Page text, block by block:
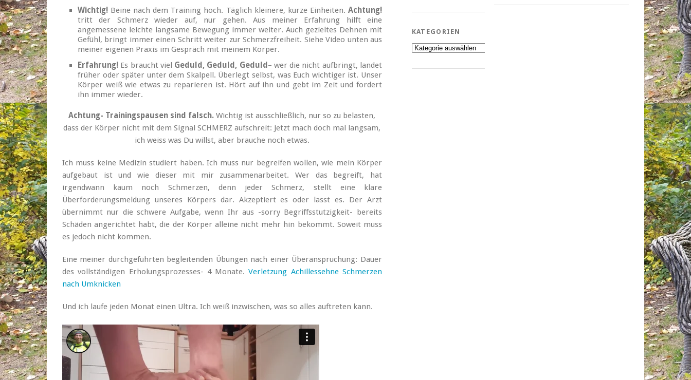
Wichtig! Beine nach dem Training hoch. Täglich kleinere, kurze Einheiten. Achtung!
tritt der Schmerz wieder auf, nur gehen. Aus meiner Erfahrung hilft eine
angemessene leichte langsame Bewegung immer weiter. Auch gezieltes Dehnen mit
Gefühl, bringt immer einen Schritt weiter zur Schmerzfreiheit. Siehe Video unten aus
meiner eigenen Praxis im Gespräch mit meinem Körper.
Erfahrung! Es braucht viel Geduld, Geduld, Geduld – wer die nicht aufbringt, landet
früher oder später unter dem Skalpell. Überlegt selbst, was Euch wichtiger ist. Unser
Körper weiß wie etwas zu reparieren ist. Hört auf ihn und gebt im Zeit und fordert
ihn immer wieder.
Achtung- Trainingspausen sind falsch. Wichtig ist ausschließlich, nur so zu belasten,
dass der Körper nicht mit dem Signal SCHMERZ aufschreit: Jetzt mach doch mal langsam,
ich weiss was Du willst, aber brauche noch etwas.
Ich muss keine Medizin studiert haben. Ich muss nur begreifen wollen, wie mein Körper
aufgebaut ist und wie dieser mit mir zusammenarbeitet. Wer das begreift, hat
irgendwann kaum noch Schmerzen, denn jeder Schmerz, stellt eine klare
Überforderungsmeldung unseres Körpers dar. Akzeptiert es oder lasst es. Der Arzt
übernimmt nur die schwere Aufgabe, wenn Ihr aus -sorry Begriffsstutzigkeit- bereits
Schäden angerichtet habt, die der Körper alleine nicht mehr hin bekommt. Soweit muss
es jedoch nicht kommen.
Eine meiner durchgeführten begleitenden Übungen nach einer Überanspruchung: Dauer
des vollständigen Erholungsprozesses- 4 Monate.Verletzung Achillessehne Schmerzen
nach Umknicken
Und ich laufe jeden Monat einen Ultra. Ich weiß inzwischen, was so alles auftreten kann.
KATEGORIEN
Kategorien